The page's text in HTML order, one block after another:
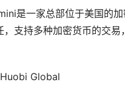
是一家总部位于美国的
，支持多种加密货币的交
Global